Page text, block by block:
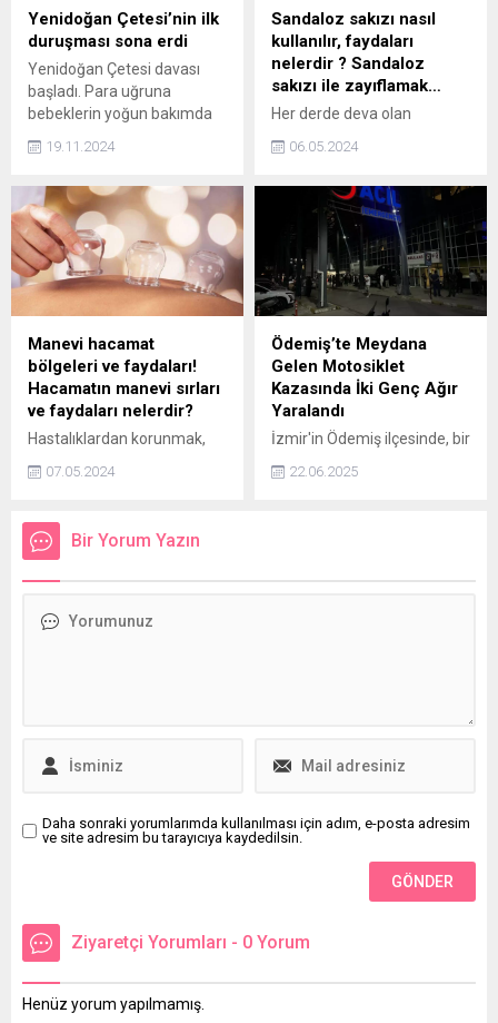
sorularının yanıtlarını merak
ediyorsanız haberimize
devam edebilirsiniz...
Yenidoğan Çetesi’nin ilk
duruşması sona erdi
Yenidoğan Çetesi davası
başladı. Para uğruna
bebeklerin yoğun bakımda
suçlanan çete üyeleri ilk kez
duruşmada yalnızca
Hemşire Hakan Doğukan
Taşçı savunma yaptı. Dava,
yarın saat 10.00'da devam
edecek.
19.11.2024
Sandaloz sakızı nasıl
kullanılır, faydaları
nelerdir ? Sandaloz
sakızı ile zayıflamak…
Her derde deva olan
kullananlara saymakla
edilen bu sakız ne işe yarar,
nasıl kullanılır? Gelin hep
birlikte sandaloz sakızının
faydalarını öğrenelim!
06.05.2024
Manevi hacamat
bölgeleri ve faydaları!
Hacamatın manevi sırları
ve faydaları nelerdir?
Hastalıklardan korunmak,
arınmak ve bağışıklık
güçlendirmek için
yöntemler mevcut.
Bunlardan biri de
tedavi yöntemi. Peki,
07.05.2024
Ödemiş’te Meydana
Gelen Motosiklet
Kazasında İki Genç Ağır
Yaralandı
İzmir'in Ödemiş ilçesinde, bir
kamyon ile motosikletin
çarpışması sonucu iki genç
22.06.2025
Bir Yorum Yazın
Daha sonraki yorumlarımda kullanılması için adım, e-posta adresim
ve site adresim bu tarayıcıya kaydedilsin.
Ziyaretçi Yorumları - 0 Yorum
Henüz yorum yapılmamış.